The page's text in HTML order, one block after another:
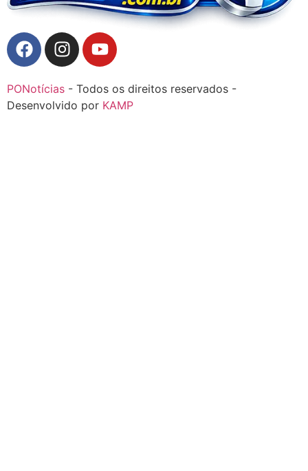
PONotícias - Todos os direitos reservados -
Desenvolvido por KAMP